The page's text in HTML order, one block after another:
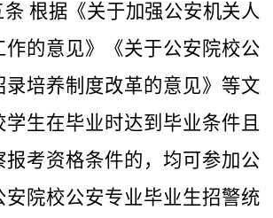
条 根据《关于加强公安机关人
作的意见》《关于公安院校公
录培养制度改革的意见》等文
生在毕业时达到毕业条件且
报考资格条件的，均可参加公
安院校公安专业毕业生招警统